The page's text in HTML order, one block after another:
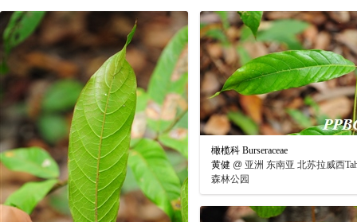
橄榄科 Burseraceae
黄健 @ 亚洲 东南亚 北苏拉威西
森林公园